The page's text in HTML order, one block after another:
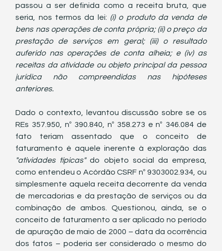
passou a ser definida como a receita bruta, que
seria, nos termos da lei: (i) o produto da venda de
bens nas operações de conta própria; (ii) o preço da
prestação de serviços em geral; (iii) o resultado
auferido nas operações de conta alheia; e (iv) as
receitas da atividade ou objeto principal da pessoa
jurídica não compreendidas nas hipóteses
anteriores.
Dado o contexto, levantou discussão sobre se os
REs 357.950, nº 390.840, nº 358.273 e nº 346.084 de
fato teriam assentado que o conceito de
"atividades típicas" do objeto social da empresa,
como entendeu o Acórdão CSRF nº 9303002.934, ou
simplesmente aquela receita decorrente da venda
de mercadorias e da prestação de serviços ou da
combinação de ambos. Questionou, ainda, se o
conceito de faturamento a ser aplicado no período
de apuração de maio de 2000 – data da ocorrência
dos fatos – poderia ser considerado o mesmo do